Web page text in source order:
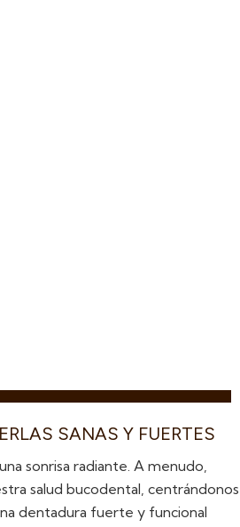
SANAS Y FUERTES
sonrisa radiante. A menudo,
salud bucodental, centrándonos
dentadura fuerte y funcional